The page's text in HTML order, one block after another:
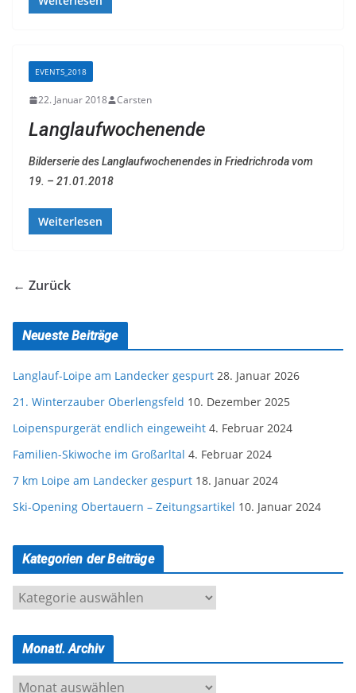
EVENTS_2018
22. Januar 2018 Carsten
Langlaufwochenende
Bilderserie des Langlaufwochenendes in Friedrichroda vom
19. – 21.01.2018
Weiterlesen
← Zurück
Neueste Beiträge
Langlauf-Loipe am Landecker gespurt 28. Januar 2026
21. Winterzauber Oberlengsfeld 10. Dezember 2025
Loipenspurgerät endlich eingeweiht 4. Februar 2024
Familien-Skiwoche im Großarltal 4. Februar 2024
7 km Loipe am Landecker gespurt 18. Januar 2024
Ski-Opening Obertauern – Zeitungsartikel 10. Januar 2024
Kategorien der Beiträge
a
t
g
Monatl. Archiv
M